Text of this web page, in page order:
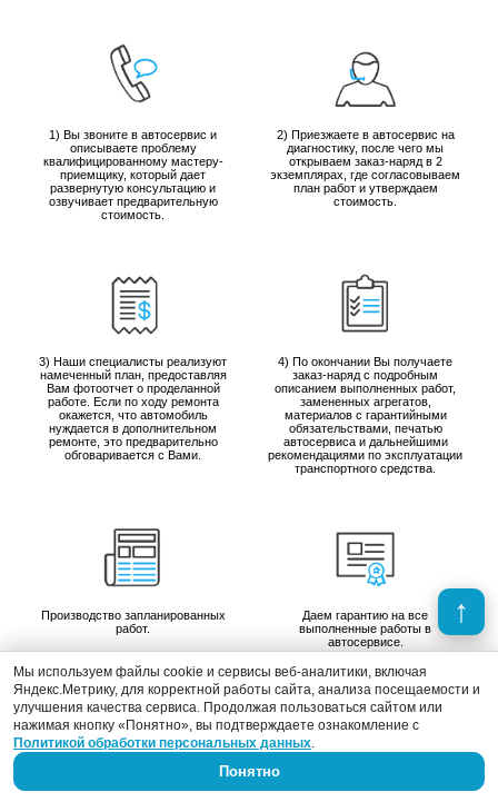
1) Вы звоните в автосервис и
описываете проблему
квалифицированному мастеру-
приемщику, который дает
развернутую консультацию и
озвучивает предварительную
стоимость.
2) Приезжаете в автосервис на
диагностику, после чего мы
открываем заказ-наряд в 2
экземплярах, где согласовываем
план работ и утверждаем
стоимость.
3) Наши специалисты реализуют
намеченный план, предоставляя
Вам фотоотчет о проделанной
работе. Если по ходу ремонта
окажется, что автомобиль
нуждается в дополнительном
ремонте, это предварительно
обговаривается с Вами.
4) По окончании Вы получаете
заказ-наряд с подробным
описанием выполненных работ,
замененных агрегатов,
материалов с гарантийными
обязательствами, печатью
автосервиса и дальнейшими
рекомендациями по эксплуатации
транспортного средства.
Производство запланированных
работ.
Даем гарантию на все
выполненные работы в
автосервисе.
Отзывы клиентов
Мы используем файлы cookie и сервисы веб-аналитики, включая
Яндекс.Метрику, для корректной работы сайта, анализа посещаемости и
улучшения качества сервиса. Продолжая пользоваться сайтом или
нажимая кнопку «Понятно», вы подтверждаете ознакомление с
Политикой обработки персональных данных.
Понятно